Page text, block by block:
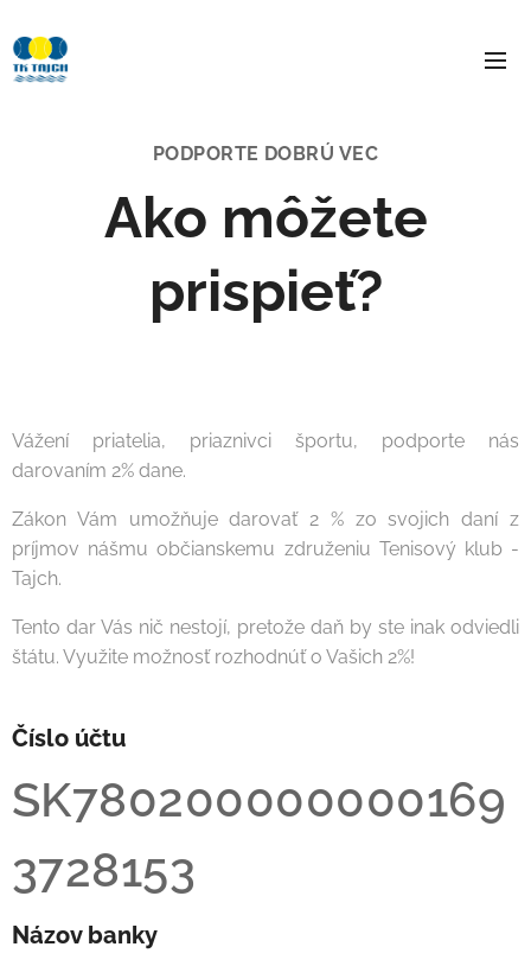
PODPORTE DOBRÚ VEC
Ako môžete
prispieť?
Vážení priatelia, priaznivci športu, podporte nás
darovaním 2% dane.
Zákon Vám umožňuje darovať 2 % zo svojich daní z
príjmov nášmu občianskemu združeniu Tenisový klub -
Tajch.
Tento dar Vás nič nestojí, pretože daň by ste inak odviedli
štátu. Využite možnosť rozhodnúť o Vašich 2%!
Číslo účtu
SK780200000000169
3728153
Názov banky